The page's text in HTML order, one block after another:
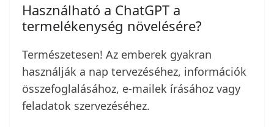
Használható a ChatGPT a
termelékenység növelésére?
Természetesen! Az emberek gyakran
használják a nap tervezéséhez, információk
összefoglalásához, e-mailek írásához vagy
feladatok szervezéséhez.